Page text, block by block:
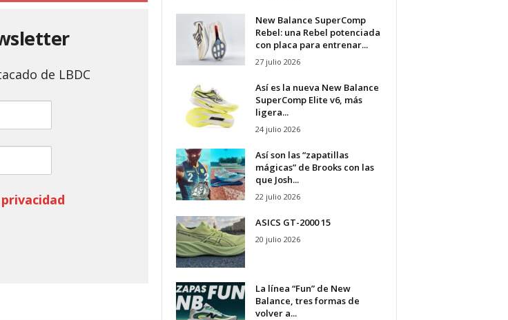
de LBDC
New Balance SuperComp
Rebel: una Rebel potenciada
con placa para entrenar...
27 julio 2026
Así es la nueva New Balance
SuperComp Elite v6, más
ligera...
24 julio 2026
Así son las “zapatillas
mágicas” de Brooks con las
que Josh...
22 julio 2026
ASICS GT-2000 15
20 julio 2026
La línea “Fun” de New
Balance, tres formas de
volver a...